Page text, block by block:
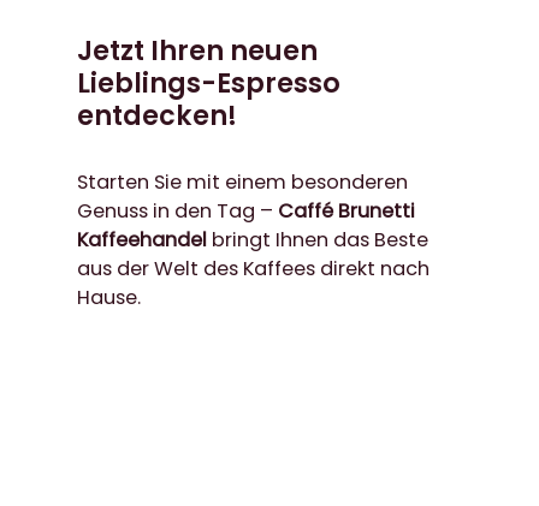
Jetzt Ihren neuen
Lieblings-Espresso
entdecken!
Starten Sie mit einem besonderen
Genuss in den Tag – Caffé Brunetti
Kaffeehandel bringt Ihnen das Beste
aus der Welt des Kaffees direkt nach
Hause.